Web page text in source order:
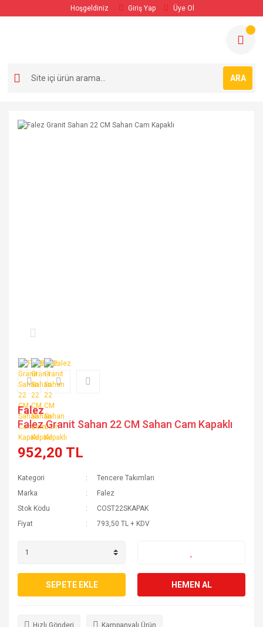
Hoşgeldiniz Giriş Yap Üye Ol
ARA
Falez
Falez Granit Sahan 22 CM Sahan Cam Kapaklı
952,20 TL
Kategori
Tencere Takımları
Marka
Falez
Stok Kodu
COST22SKAPAK
Fiyat
793,50 TL + KDV
SEPETE EKLE HEMEN AL
Hızlı Gönderi Kampanyalı Ürün